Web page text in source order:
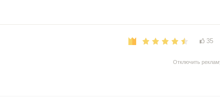
35
Отключить